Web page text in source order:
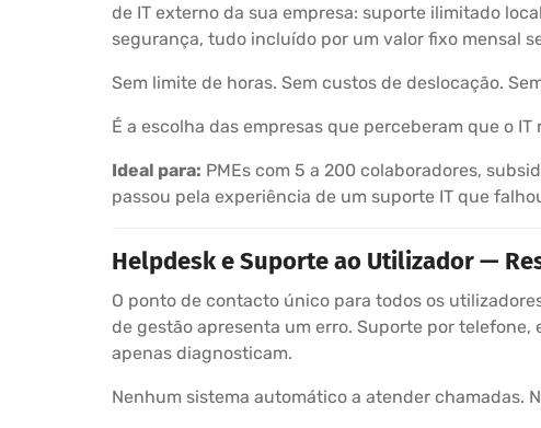
de IT externo da sua empresa: suporte ilimitado
segurança, tudo incluído por um valor fixo mensal
Sem limite de horas. Sem custos de deslocação.
É a escolha das empresas que perceberam que o
Ideal para: PMEs com 5 a 200 colaboradores,
passou pela experiência de um suporte IT que
Helpdesk e Suporte ao Utilizador —
O ponto de contacto único para todos os
de gestão apresenta um erro. Suporte por
apenas diagnosticam.
Nenhum sistema automático a atender chamadas.